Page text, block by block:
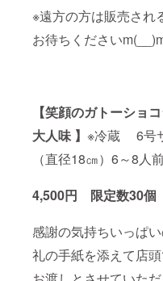
※遠方の方は販売され
お待ちください
【笑顔のガトーショ
大人味 】 ※冷蔵 6号
（直径18㎝）6～8人
4,500円 限定数30個
感謝の気持ちいっぱ
礼の手紙を添えて店